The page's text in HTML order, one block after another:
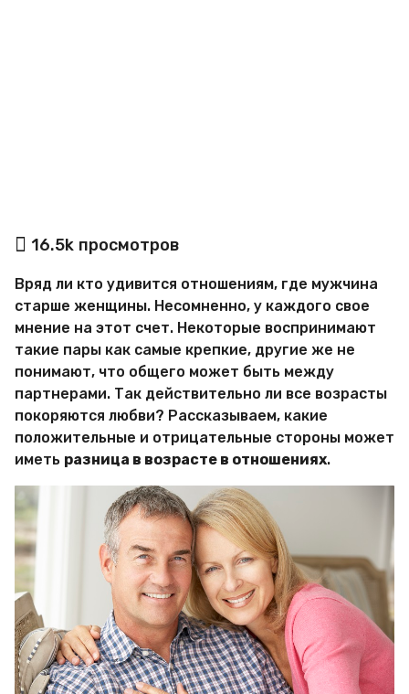
а
в
о
р
В
а
л
е
р
и
я
К
а
и
н
с
к
а
16.5k просмотров
Вряд ли кто удивится отношениям, где мужчина
старше женщины. Несомненно, у каждого свое
мнение на этот счет. Некоторые воспринимают
такие пары как самые крепкие, другие же не
понимают, что общего может быть между
партнерами. Так действительно ли все возрасты
покоряются любви? Рассказываем, какие
положительные и отрицательные стороны может
иметь разница в возрасте в отношениях.